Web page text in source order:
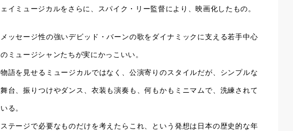
ェイミュージカルをさらに、スパイク・リー監督により、映画化したもの。
メッセージ性の強いデビッド・バーンの歌をダイナミックに支える若手中心
のミュージシャンたちが実にかっこいい。
物語を見せるミュージカルではなく、公演寄りのスタイルだが、シンプルな
舞台、振りつけやダンス、衣装も演奏も、何もかもミニマムで、洗練されて
いる。
ステージで必要なものだけを考えたらこれ、という発想は日本の歴史的な年